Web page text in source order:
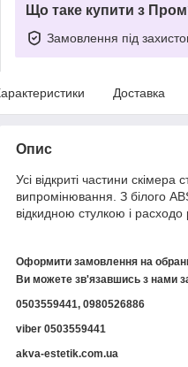
Що таке купити з
Замовлення під
Доставка
Опис
Усі відкриті частини скімера
випромінювання. З білого
відкидною стулкою і
Оформити замовлення на
Ви можете зв'язавшись з нами
0503559441, 0980526886
viber 0503559441
akva-estetik.com.ua